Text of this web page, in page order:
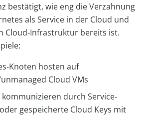
bestätigt, wie eng die Verzahnung
als Service in der Cloud und
Cloud-Infrastruktur bereits ist.
Knoten hosten auf
Cloud VMs
durch Service-
gespeicherte Cloud Keys mit